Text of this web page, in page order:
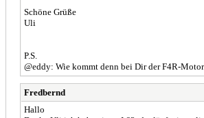
Schöne Grüße
Uli
P.S.
@eddy: Wie kommt denn bei Dir der F4R-
Fredbernd
Hallo